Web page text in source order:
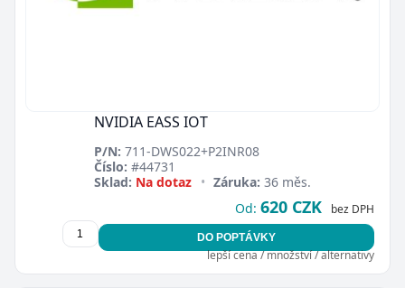
NVIDIA EASS IOT
P/N: 711-DWS022+P2INR08
Číslo: #44731
Sklad: Na dotaz • Záruka: 36 měs.
Od: 620 CZK bez DPH
DO POPTÁVKY
lepší cena / množství / alternativy